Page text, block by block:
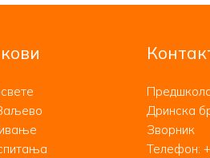
Дринска
Зворник
Телефон: